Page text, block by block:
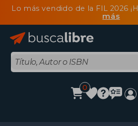
Lo más vendido de la FIL 2026
más
0